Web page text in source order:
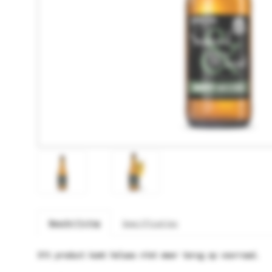
Beschrijving Specificaties
Dit product komt helaas niet meer terug op voorraad.